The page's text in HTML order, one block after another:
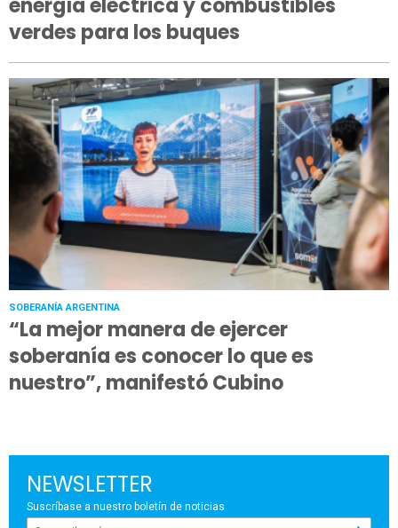
energía eléctrica y combustibles
verdes para los buques
SOBERANÍA ARGENTINA
“La mejor manera de ejercer
soberanía es conocer lo que es
nuestro”, manifestó Cubino
NEWSLETTER
Suscríbase a nuestro boletín de noticias